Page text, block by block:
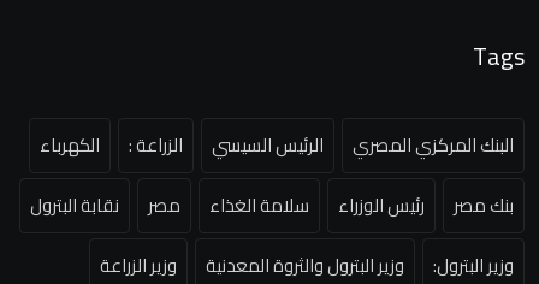
Tags
البنك المركزي المصري الرئيس السيسي الزراعة :
الكهرباء
بنك مصر
رئيس الوزراء سلامة الغذاء مصر
نقابة البترول
وزير البترول:
وزير البترول والثروة المعدنية
وزير الزراعة